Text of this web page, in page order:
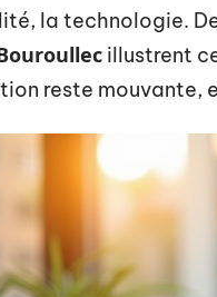
la technologie.
illustrent
reste mouvante,